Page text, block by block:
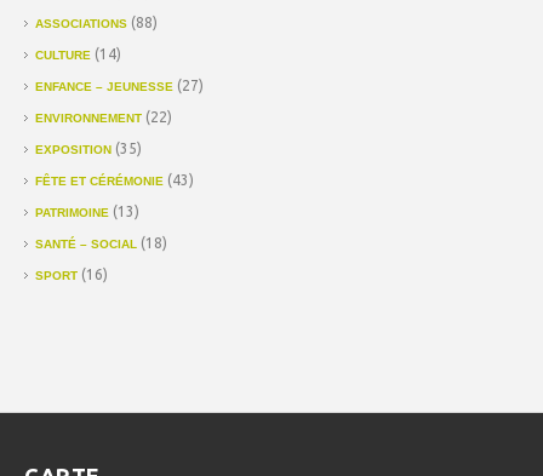
ASSOCIATIONS (88)
CULTURE (14)
ENFANCE – JEUNESSE (27)
ENVIRONNEMENT (22)
EXPOSITION (35)
FÊTE ET CÉRÉMONIE (43)
PATRIMOINE (13)
SANTÉ – SOCIAL (18)
SPORT (16)